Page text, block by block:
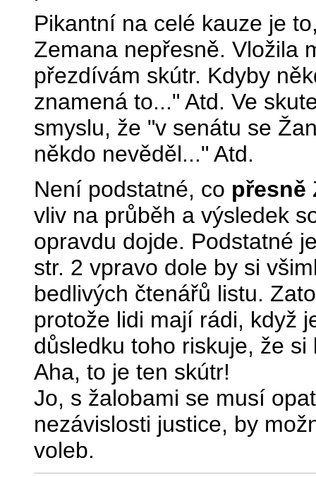
Pikantní na celé kauze je
Zemana nepřesně. Vložila
přezdívám skútr. Kdyby
znamená to..." Atd. Ve
smyslu, že "v senátu se
někdo nevěděl..." Atd.
Není podstatné, co přesně
vliv na průběh a výsledek
opravdu dojde. Podstatné
str. 2 vpravo dole by si
bedlivých čtenářů listu.
protože lidi mají rádi, když
důsledku toho riskuje, že
Aha, to je ten skútr!
Jo, s žalobami se musí
nezávislosti justice, by
voleb.